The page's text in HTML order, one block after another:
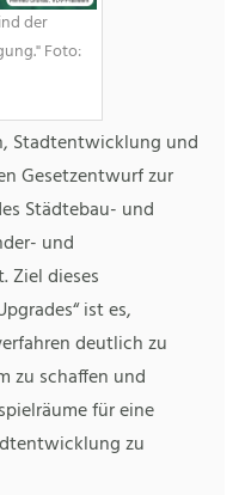
der
Foto:
Stadtentwicklung und
Gesetzentwurf zur
Städtebau- und
und
Ziel dieses
ist es,
deutlich zu
zu schaffen und
für eine
zu